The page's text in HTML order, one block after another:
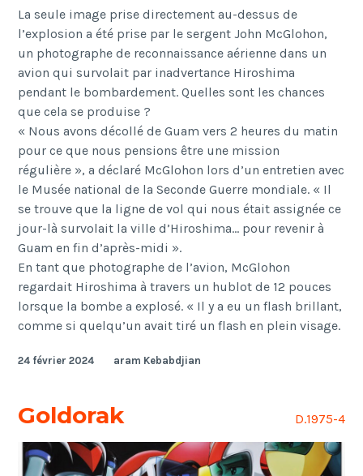
La seule image prise directement au-dessus de
l’explosion a été prise par le sergent John McGlohon,
un photographe de reconnaissance aérienne dans un
avion qui survolait par inadvertance Hiroshima
pendant le bombardement. Quelles sont les chances
que cela se produise ?
« Nous avons décollé de Guam vers 2 heures du matin
pour ce que nous pensions être une mission
régulière », a déclaré McGlohon lors d’un entretien avec
le Musée national de la Seconde Guerre mondiale. « Il
se trouve que la ligne de vol qui nous était assignée ce
jour-là survolait la ville d’Hiroshima… pour revenir à
Guam en fin d’après-midi ».
En tant que photographe de l’avion, McGlohon
regardait Hiroshima à travers un hublot de 12 pouces
lorsque la bombe a explosé. « Il y a eu un flash brillant,
comme si quelqu’un avait tiré un flash en plein visage.
24 février 2024 aram Kebabdjian
Goldorak D.1975-4